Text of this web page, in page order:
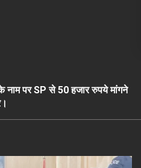
नाम पर SP से 50 हजार रुपये मांगने